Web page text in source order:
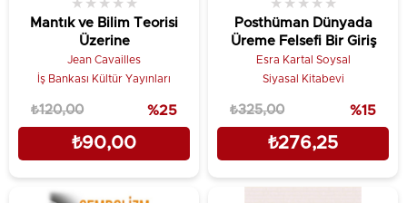
Mantık ve Bilim Teorisi
Üzerine
★ ★ ★ ★ ★
Jean Cavailles
İş Bankası Kültür Yayınları
₺90,00
₺120,00 %25
Posthüman Dünyada
Üreme Felsefi Bir Giriş
★ ★ ★ ★ ★
Esra Kartal Soysal
Siyasal Kitabevi
₺276,25
₺325,00 %15